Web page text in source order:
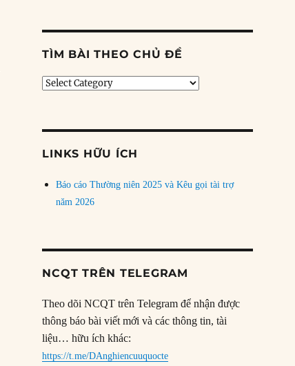
TÌM BÀI THEO CHỦ ĐỀ
Tìm
LINKS HỮU ÍCH
Báo cáo Thường niên 2025 và Kêu gọi tài trợ
năm 2026
NCQT TRÊN TELEGRAM
Theo dõi NCQT trên Telegram để nhận được
thông báo bài viết mới và các thông tin, tài
liệu… hữu ích khác:
https://t.me/DAnghiencuuquocte